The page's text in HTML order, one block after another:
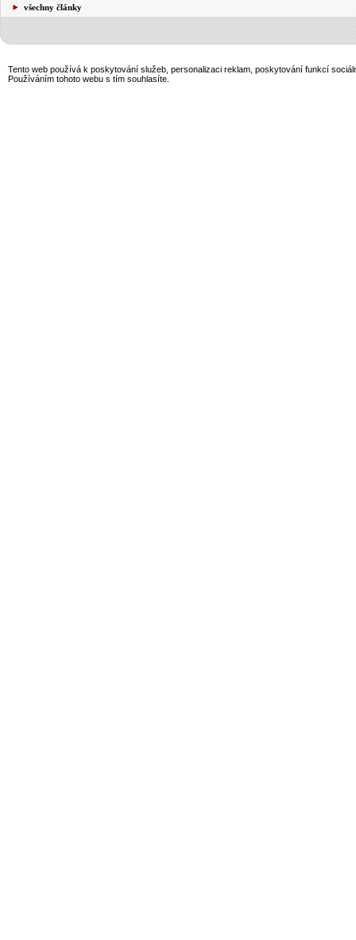
všechny články
Tento web používá k poskytování služeb, personalizaci reklam, poskytování funkcí
Používáním tohoto webu s tím souhlasíte.